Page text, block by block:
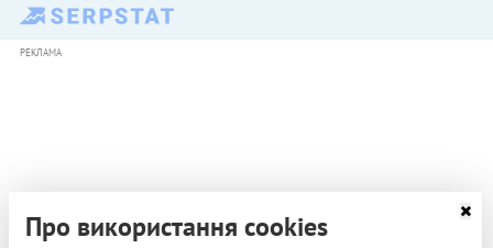
РЕКЛАМА
Про використання cookies